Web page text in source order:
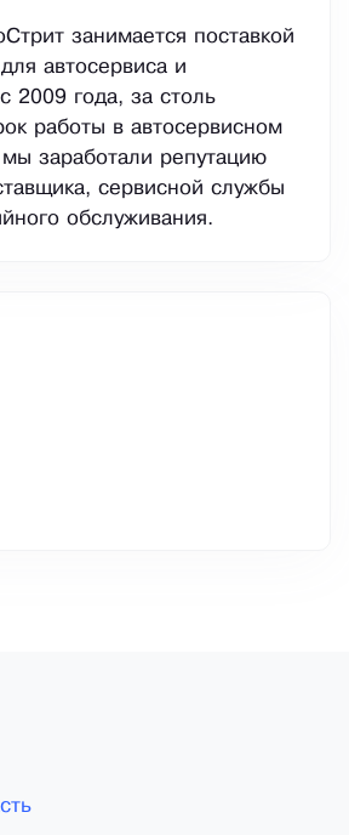
занимается поставкой
автосервиса и
2009 года, за столь
работы в автосервисном
заработали репутацию
сервисной службы
обслуживания.